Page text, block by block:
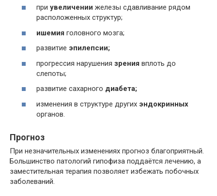
при увеличении железы сдавливание рядом
расположенных структур;
ишемия головного мозга;
развитие эпилепсии;
прогрессия нарушения зрения вплоть до
слепоты;
развитие сахарного диабета;
изменения в структуре других эндокринных
органов.
Прогноз
При незначительных изменениях прогноз благоприятный.
Большинство патологий гипофиза поддаётся лечению, а
заместительная терапия позволяет избежать побочных
заболеваний.